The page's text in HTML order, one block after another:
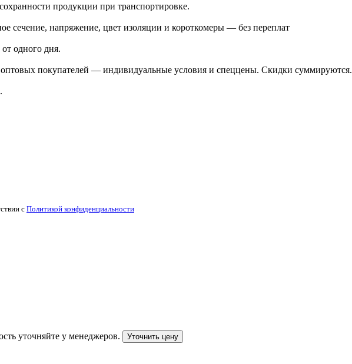
продукции при транспортировке.
сечение, напряжение, цвет изоляции и короткомеры — без переплат
одного дня.
оптовых покупателей — индивидуальные условия и спеццены. Скидки суммируются.
сПолитикой конфиденциальности
уточняйте у менеджеров.
Уточнить цену